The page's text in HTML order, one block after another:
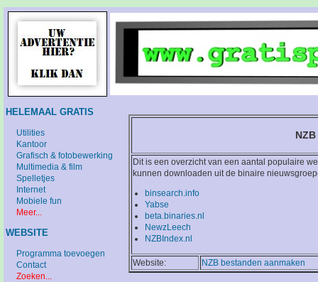
Dit is een overzicht van een aantal populaire
kunnen downloaden uit de binaire
binsearch.info
Yabse
beta.binaries.nl
NewzLeech
NZBIndex.nl
Website: NZB bestanden aanmaken
HELEMAAL GRATIS
Utilities
Kantoor
Grafisch & fotobewerking
Multimedia & film
Spelletjes
Internet
Mobiele fun
Meer...
WEBSITE
Programma toevoegen
Contact
Zoeken...